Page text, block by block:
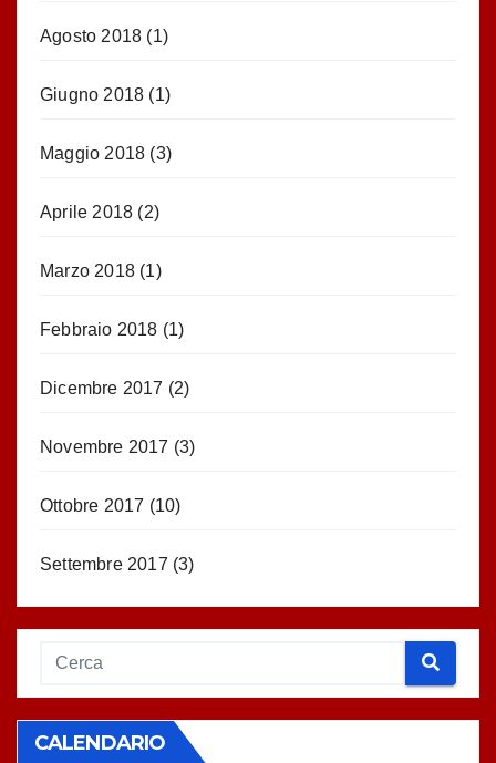
Agosto 2018 (1)
Giugno 2018 (1)
Maggio 2018 (3)
Aprile 2018 (2)
Marzo 2018 (1)
Febbraio 2018 (1)
Dicembre 2017 (2)
Novembre 2017 (3)
Ottobre 2017 (10)
Settembre 2017 (3)
CALENDARIO